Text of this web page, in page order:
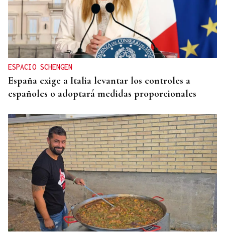
ESPACIO SCHENGEN
España exige a Italia levantar los controles a
españoles o adoptará medidas proporcionales